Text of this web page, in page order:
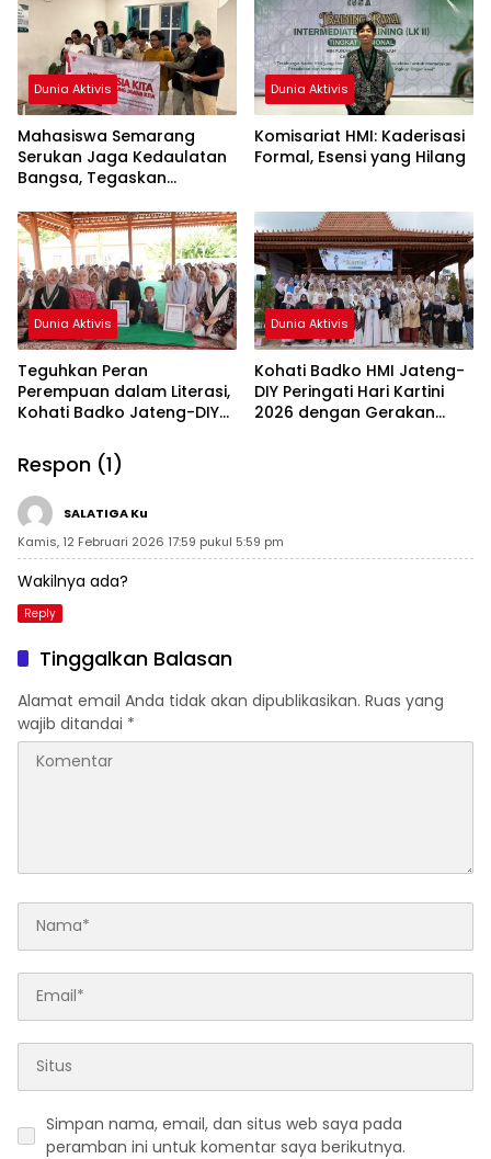
Dunia Aktivis
Mahasiswa Semarang
Serukan Jaga Kedaulatan
Bangsa, Tegaskan
Publik
Dunia Aktivis
Komisariat HMI: Kaderisasi
Formal, Esensi yang Hilang
Dunia Aktivis
Teguhkan Peran
Perempuan dalam Literasi,
Kohati Badko Jateng-DIY
Pelopor Literasi (GPL) di
Rembang
Dunia Aktivis
Kohati Badko HMI Jateng-
DIY Peringati Hari Kartini
2026 dengan Gerakan
Respon (1)
SALATIGA Ku
Kamis, 12 Februari 2026 17:59 pukul 5:59 pm
Wakilnya ada?
Reply
Tinggalkan Balasan
Alamat email Anda tidak akan dipublikasikan. Ruas yang
wajib ditandai *
Simpan nama, email, dan situs web saya pada
peramban ini untuk komentar saya berikutnya.